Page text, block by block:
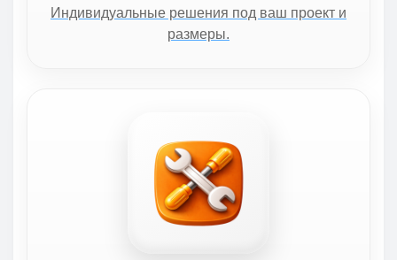
Индивидуальные решения под ваш проект и
размеры.